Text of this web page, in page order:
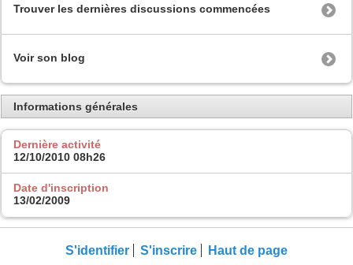
Trouver les dernières discussions commencées
Voir son blog
Informations générales
Dernière activité
12/10/2010 08h26
Date d'inscription
13/02/2009
S'identifier S'inscrire Haut de page